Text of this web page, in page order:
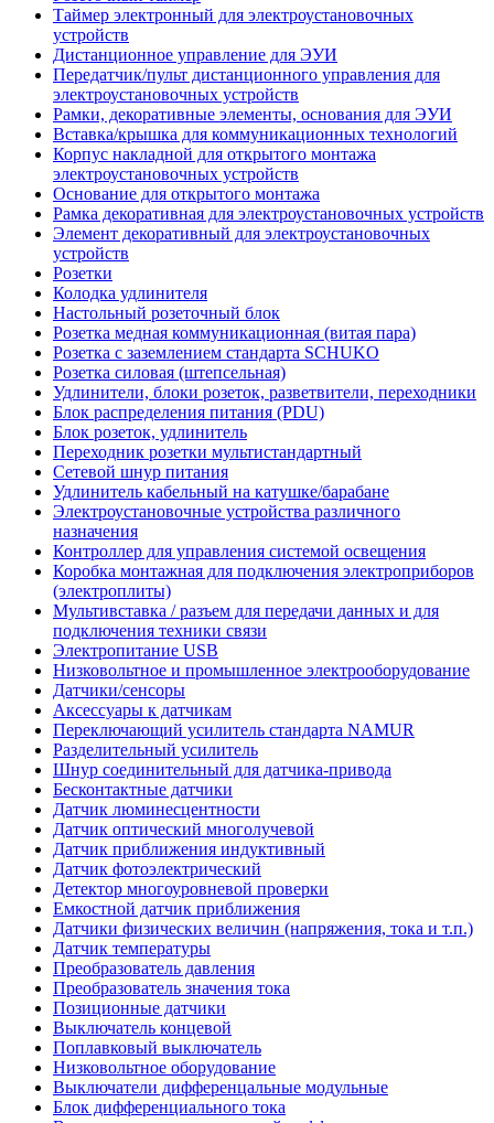
Таймер электронный для электроустановочных
устройств
Дистанционное управление для ЭУИ
Передатчик/пульт дистанционного управления для
электроустановочных устройств
Рамки, декоративные элементы, основания для ЭУИ
Вставка/крышка для коммуникационных технологий
Корпус накладной для открытого монтажа
электроустановочных устройств
Основание для открытого монтажа
Рамка декоративная для электроустановочных устройств
Элемент декоративный для электроустановочных
устройств
Розетки
Колодка удлинителя
Настольный розеточный блок
Розетка медная коммуникационная (витая пара)
Розетка с заземлением стандарта SCHUKO
Розетка силовая (штепсельная)
Удлинители, блоки розеток, разветвители, переходники
Блок распределения питания (PDU)
Блок розеток, удлинитель
Переходник розетки мультистандартный
Сетевой шнур питания
Удлинитель кабельный на катушке/барабане
Электроустановочные устройства различного
назначения
Контроллер для управления системой освещения
Коробка монтажная для подключения электроприборов
(электроплиты)
Мультивставка / разъем для передачи данных и для
подключения техники связи
Электропитание USB
Низковольтное и промышленное электрооборудование
Датчики/сенсоры
Аксессуары к датчикам
Переключающий усилитель стандарта NAMUR
Разделительный усилитель
Шнур соединительный для датчика-привода
Бесконтактные датчики
Датчик люминесцентности
Датчик оптический многолучевой
Датчик приближения индуктивный
Датчик фотоэлектрический
Детектор многоуровневой проверки
Емкостной датчик приближения
Датчики физических величин (напряжения, тока и т.п.)
Датчик температуры
Преобразователь давления
Преобразователь значения тока
Позиционные датчики
Выключатель концевой
Поплавковый выключатель
Низковольтное оборудование
Выключатели дифференцальные модульные
Блок дифференциального тока